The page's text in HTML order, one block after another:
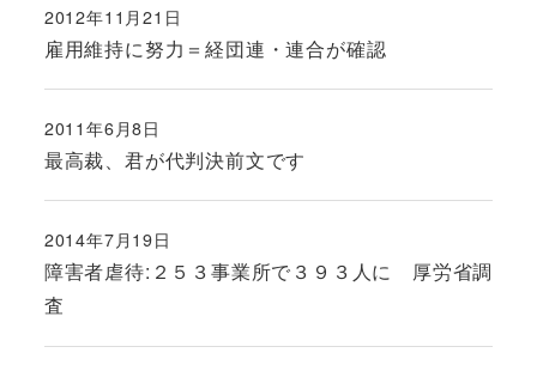
雇用維持に努力＝経団連・連合が確認
投稿日
2012年11月21日
最高裁、君が代判決前文です
投稿日
2011年6月8日
障害者虐待:２５３事業所で３９３人に 厚労省調
査
投稿日
2014年7月19日